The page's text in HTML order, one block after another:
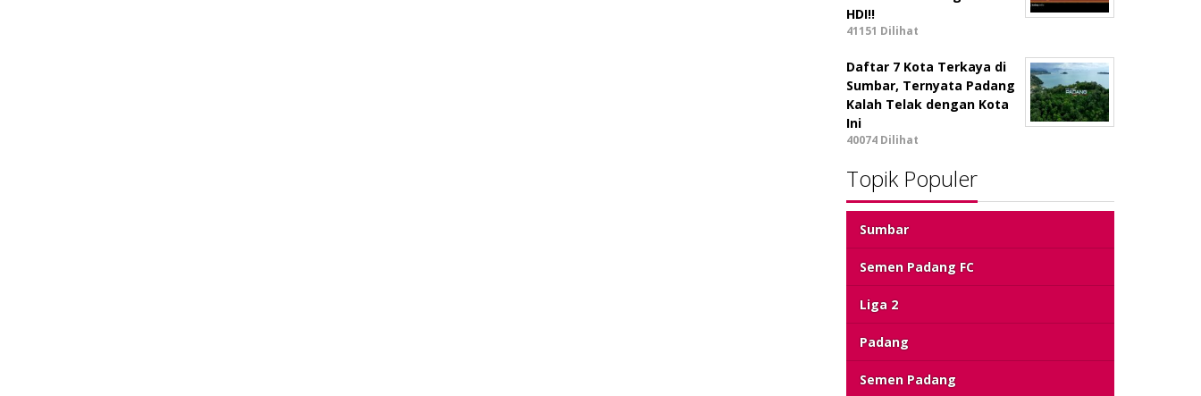
HDI!!
41151 Dilihat
Daftar 7 Kota Terkaya di
Sumbar, Ternyata Padang
Kalah Telak dengan Kota
Ini
40074 Dilihat
Topik Populer
Sumbar
Semen Padang FC
Liga 2
Padang
Semen Padang